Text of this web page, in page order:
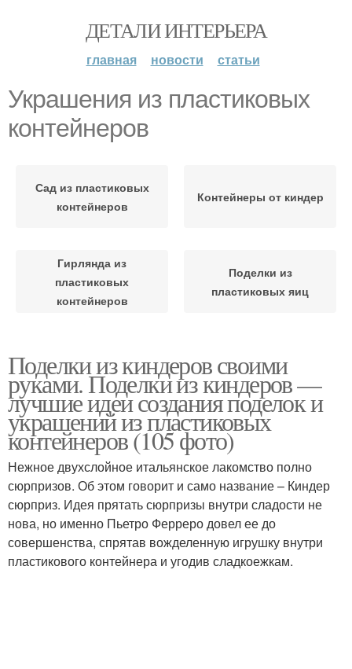
ДЕТАЛИ ИНТЕРЬЕРА
главная новости статьи
Украшения из пластиковых
контейнеров
Сад из пластиковых
контейнеров
Контейнеры от киндер
Гирлянда из
пластиковых
контейнеров
Поделки из
пластиковых яиц
Поделки из киндеров своими
руками. Поделки из киндеров —
лучшие идеи создания поделок и
украшений из пластиковых
контейнеров (105 фото)
Нежное двухслойное итальянское лакомство полно
сюрпризов. Об этом говорит и само название – Киндер
сюрприз. Идея прятать сюрпризы внутри сладости не
нова, но именно Пьетро Ферреро довел ее до
совершенства, спрятав вожделенную игрушку внутри
пластикового контейнера и угодив сладкоежкам.